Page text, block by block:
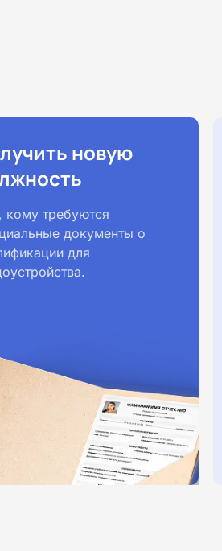
новую
кому требуются
документы о
для